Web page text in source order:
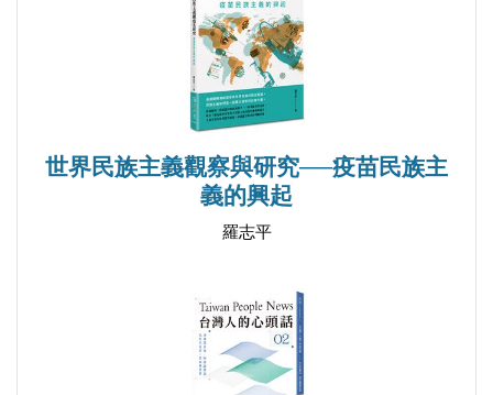
世界民族主義觀察與研究──疫苗民族主
義的興起
羅志平